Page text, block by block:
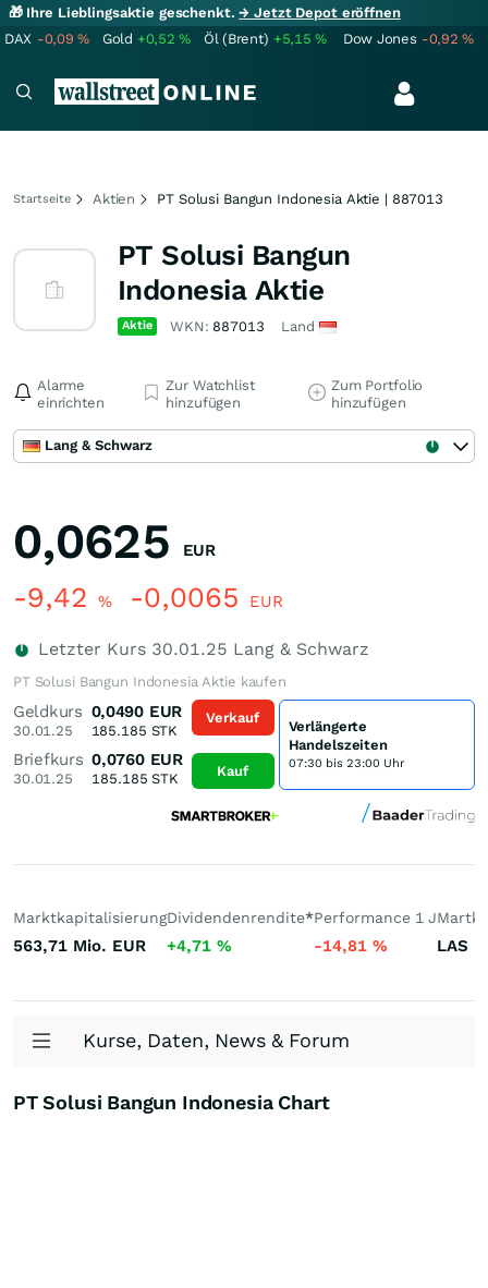
🎁 Ihre Lieblingsaktie geschenkt.→ Jetzt Depot eröffnen
DAX -0,09% Gold +0,52% Öl (Brent) +5,15% Dow Jones -0,92%
Startseite Aktien PT Solusi Bangun Indonesia Aktie | 887013
PT Solusi Bangun
Indonesia Aktie
Aktie WKN: 887013 Land
Alarme
einrichten
Zur Watchlist
hinzufügen
Zum Portfolio
hinzufügen
Lang & Schwarz
0,0625 EUR
-9,42 % -0,0065 EUR
Letzter Kurs 30.01.25 Lang & Schwarz
PT Solusi Bangun Indonesia Aktie kaufen
Geldkurs
30.01.25
0,0490 EUR
185.185 STK
Briefkurs
30.01.25
0,0760 EUR
185.185 STK
Verkauf
Kauf
Verlängerte
Handelszeiten
07:30 bis 23:00 Uhr
Marktkapitalisierung
563,71 Mio. EUR
Dividendenrendite*
+4,71 %
Performance 1 J
-14,81 % LAS
Kurse, Daten, News & Forum
PT Solusi Bangun Indonesia Chart